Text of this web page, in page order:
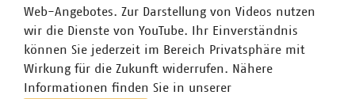
entlang der Lieferkette auch organisatorisch aufrecht zu
dazu entsprechende Vorschläge unterbreitet.
Zusammenfassend sagt daher Schodlok: „Für diesen
Web-Angebotes. Zur Darstellung von Videos nutzen
wir die Dienste von YouTube. Ihr Einverständnis
können Sie jederzeit im Bereich Privatsphäre mit
Wirkung für die Zukunft widerrufen. Nähere
Informationen finden Sie in unserer